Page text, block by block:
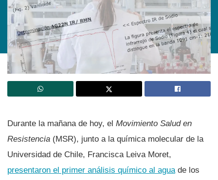
Durante la mañana de hoy, el Movimiento Salud en
Resistencia (MSR), junto a la quí­mica molecular de la
Universidad de Chile, Francisca Leiva Moret,
presentaron el primer análisis quí­mico al agua de los